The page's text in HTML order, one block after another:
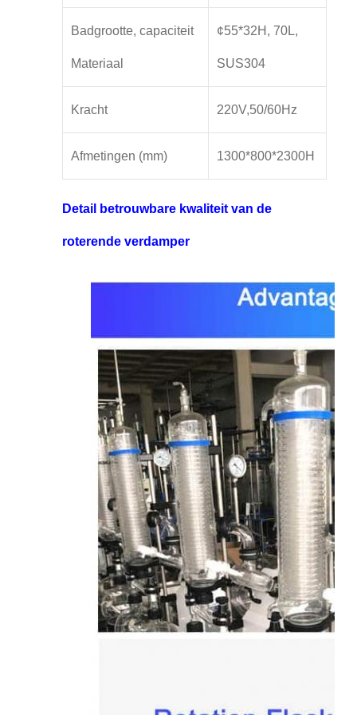
Badgrootte, capaciteit
Materiaal
¢55*32H, 70L,
SUS304
Kracht 220V,50/60Hz
Afmetingen (mm) 1300*800*2300H
Detail betrouwbare kwaliteit van de
roterende verdamper